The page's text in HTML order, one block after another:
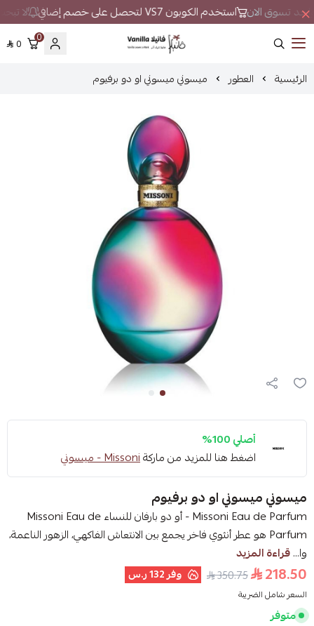
تسوق الان استخدم الكوبون VS7 لتحصل على خصم إضافي لا
فانيلا
0
0
الرئيسية العطور ميسوني ميسوني او دو برفيوم
أصلي 100%
اضغط هنا للمزيد من ماركةMissoni - ميسوني
ميسوني ميسوني او دو برفيوم
Missoni Eau de Parfum - أو دو بارفان للنساء Missoni Eau de
Parfum هو عطر أنثوي فاخر يجمع بين الانتعاش الفاكهي، الزهور الناعمة،
وا...قراءة المزيد
218.50
350.75 وفر132 ر.س
السعر شامل الضريبة
متوفر